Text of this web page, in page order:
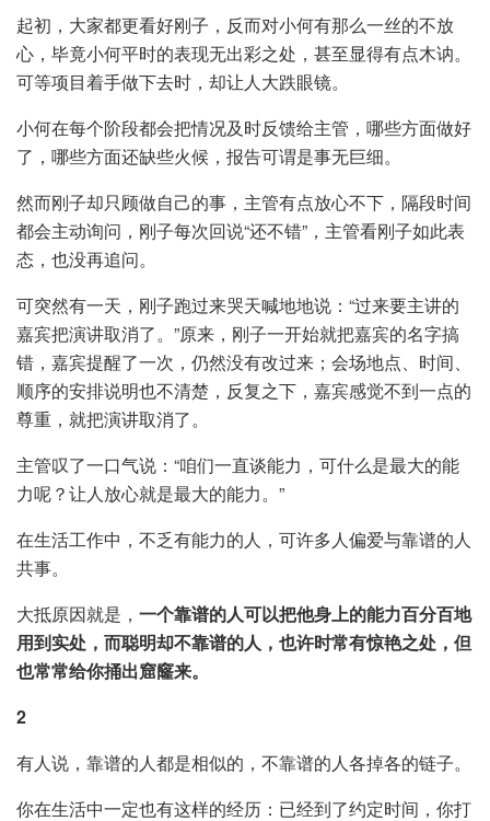
起初，大家都更看好刚子，反而对小何有那么一丝的不放
心，毕竟小何平时的表现无出彩之处，甚至显得有点木讷。
可等项目着手做下去时，却让人大跌眼镜。
小何在每个阶段都会把情况及时反馈给主管，哪些方面做好
了，哪些方面还缺些火候，报告可谓是事无巨细。
然而刚子却只顾做自己的事，主管有点放心不下，隔段时间
都会主动询问，刚子每次回说“还不错”，主管看刚子如此表
态，也没再追问。
可突然有一天，刚子跑过来哭天喊地地说：“过来要主讲的
嘉宾把演讲取消了。”原来，刚子一开始就把嘉宾的名字搞
错，嘉宾提醒了一次，仍然没有改过来；会场地点、时间、
顺序的安排说明也不清楚，反复之下，嘉宾感觉不到一点的
尊重，就把演讲取消了。
主管叹了一口气说：“咱们一直谈能力，可什么是最大的能
力呢？让人放心就是最大的能力。”
在生活工作中，不乏有能力的人，可许多人偏爱与靠谱的人
共事。
大抵原因就是， 一个靠谱的人可以把他身上的能力百分百地
用到实处，而聪明却不靠谱的人，也许时常有惊艳之处，但
也常常给你捅出窟窿来。
2
有人说，靠谱的人都是相似的，不靠谱的人各掉各的链子。
你在生活中一定也有这样的经历：已经到了约定时间，你打